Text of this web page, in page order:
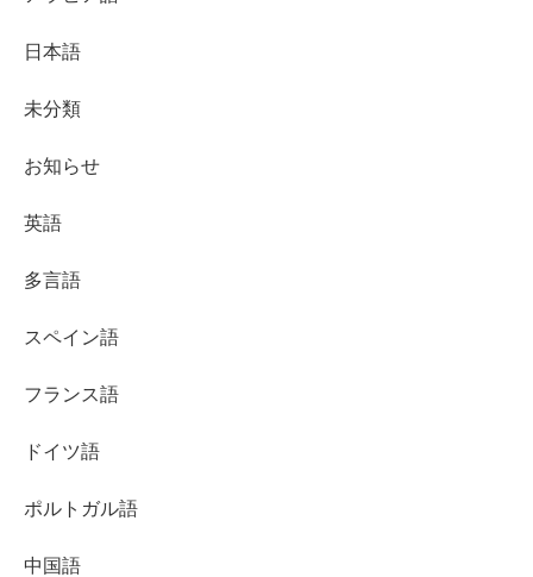
日本語
未分類
お知らせ
英語
多言語
スペイン語
フランス語
ドイツ語
ポルトガル語
中国語